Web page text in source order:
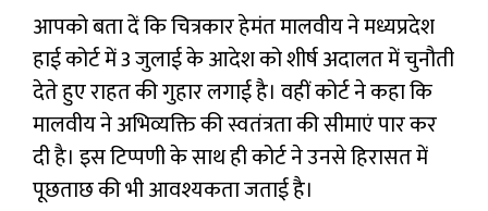
आपको बता दें कि चित्रकार हेमंत मालवीय ने मध्यप्रदेश
हाई कोर्ट में 3 जुलाई के आदेश को शीर्ष अदालत में चुनौती
देते हुए राहत की गुहार लगाई है। वहीं कोर्ट ने कहा कि
मालवीय ने अभिव्यक्ति की स्वतंत्रता की सीमाएं पार कर
दी है। इस टिप्पणी के साथ ही कोर्ट ने उनसे हिरासत में
पूछताछ की भी आवश्यकता जताई है।